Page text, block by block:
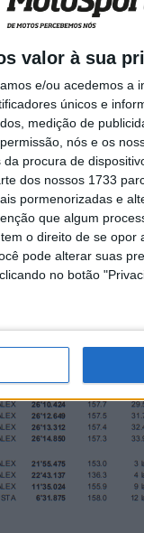
valor à sua
e/ou acedemos a
únicos e
medição de
nós e os
procura de
dos nossos 1733
pormenorizadas e
que algum
o direito de se
pode alterar suas
no botão